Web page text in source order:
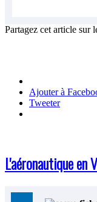
Partagez cet article sur
Ajouter à
Tweeter
L'aéronautique en